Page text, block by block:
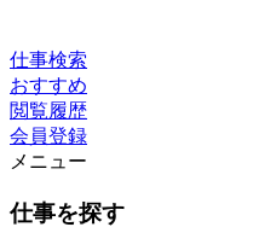
仕事検索
おすすめ
閲覧履歴
会員登録
メニュー
仕事を探す